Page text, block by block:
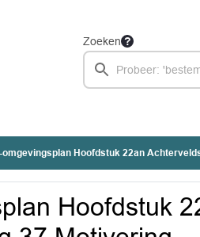
Zoeken
omgevingsplan Hoofdstuk 22an
Hoofdstuk